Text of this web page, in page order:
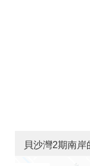
貝沙灣2期南岸